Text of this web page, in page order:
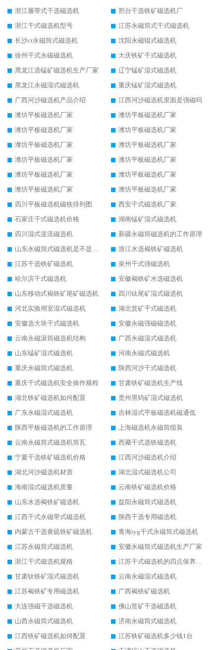
浙江履带式干选磁选机
邢台干选铁矿磁选机厂
浙江干式磁选机型号
江苏永磁筒式干式磁选机
长沙ct永磁筒式磁选机
沈阳永磁辊式磁选机
徐州干式永磁磁选机
大庆铁矿干式磁选机
黑龙江选锰矿磁选机生产厂家
辽宁锰矿湿式磁选机
黑龙江永磁湿式磁选机
重庆锰矿湿式磁选机
广西河沙磁选机产品介绍
江西河沙磁选机里面是强磁吗
潍坊平板磁选机厂家
潍坊平板磁选机厂家
潍坊平板磁选机厂家
潍坊平板磁选机厂家
潍坊平板磁选机厂家
潍坊平板磁选机厂家
潍坊平板磁选机厂家
潍坊平板磁选机厂家
潍坊平板磁选机厂家
潍坊平板磁选机厂家
潍坊平板磁选机厂家
潍坊平板磁选机厂家
四川平板磁选机磁铁排列图
西安干式磁选机厂家
石家庄干式磁选机价格
湖南锰矿湿式磁选机
四川湿式逆流磁选机
新疆永磁筒磁选机的工作原理
浙江水选褐铁矿磁选机
江苏干选铁矿磁选机
泉州干式强磁选机
哈尔滨干式磁选机
安徽褐铁矿水选磁选机
山东移动式褐铁矿尾矿磁选机
四川钛尾矿湿式磁选机
河北实验用室湿式磁选机
湖北贫矿干式磁选机
安徽选大块干式磁选机
安徽永磁强磁磁选机
云南永磁滚筒磁选机结构
广西永磁湿式磁选机
山东锰矿湿式磁选机
河南永磁式磁选机
重庆永磁筒式磁选机
陕西河沙干式磁选机
重庆干式磁选机安全操作规程
甘肃铁矿磁选机生产线
湖北铁矿磁选机如何配置
贵州黑钨矿湿式磁选机
广东永磁湿式磁选机
吉林湿式平板磁选机磁通低
陕西平板磁选机的工作原理
上海磁选机永磁筒组装
云南永磁筒式磁选机筒瓦
西藏干式选铁磁选机
宁夏干选铁矿磁选机价格
江西河沙磁选机介绍
湖北河沙磁选机材质
湖北湿式磁选机公司
海南湿式磁选机质量
云南铁矿磁选机价格
山东水选褐铁矿磁选机
益阳永磁筒式磁选机
江西干式永磁带式磁选机
陕西干选专用磁选机
内蒙古干选黄硫铁矿磁选机
青海tyg干式永磁筒式磁选机
江苏永磁筒式磁选机
安徽永磁筒式磁选机生产厂家
浙江干式磁选机规格
甘肃钛铁矿湿式磁选机
云南永磁湿式磁选机
江苏褐铁矿专用磁选机
广西褐铁矿磁选机
大连强磁干选磁选机
佛山贫矿干选磁选机
山西永磁筒式磁选机
济南永磁筒式磁选机
江西铁矿磁选机如何配置
江苏铁矿磁选机多少钱1台